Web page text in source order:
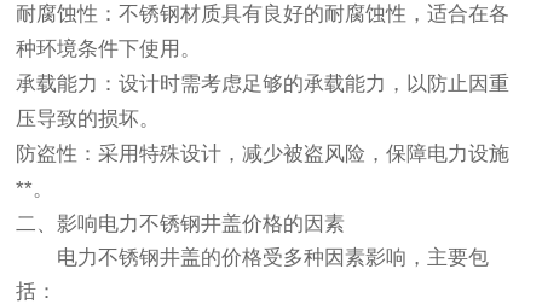
耐腐蚀性 ：不锈钢材质具有良好的耐腐蚀性，适合在各
种环境条件下使用。
承载能力 ：设计时需考虑足够的承载能力，以防止因重
压导致的损坏。
防盗性 ：采用特殊设计，减少被盗风险，保障电力设施
**。
二、影响电力不锈钢井盖价格的因素
电力不锈钢井盖的价格受多种因素影响，主要包
括：